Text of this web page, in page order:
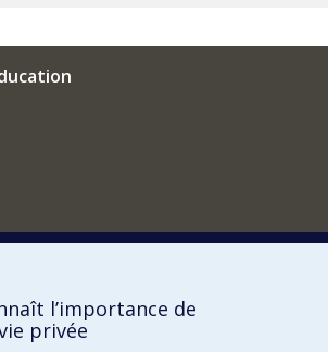
l’importance de
privée